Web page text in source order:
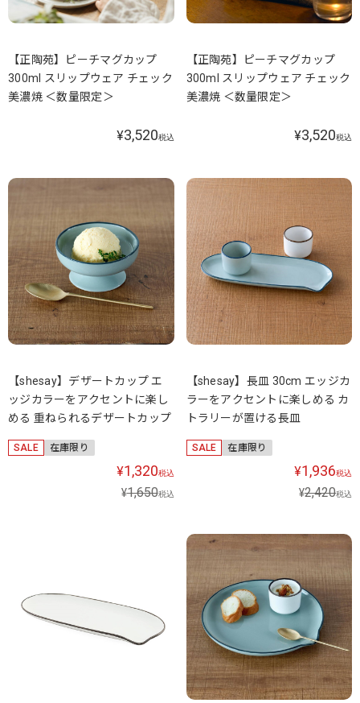
【正陶苑】ピーチマグカップ
300ml スリップウェア チェック
美濃焼 ＜数量限定＞
¥3,520税込
【正陶苑】ピーチマグカップ
300ml スリップウェア チェック
美濃焼 ＜数量限定＞
¥3,520税込
【shesay】デザートカップ エ
ッジカラーをアクセントに楽し
める 重ねられるデザートカップ
SALE 在庫限り
¥1,320税込
¥1,650税込
【shesay】長皿 30cm エッジカ
ラーをアクセントに楽しめる カ
トラリーが置ける長皿
SALE 在庫限り
¥1,936税込
¥2,420税込